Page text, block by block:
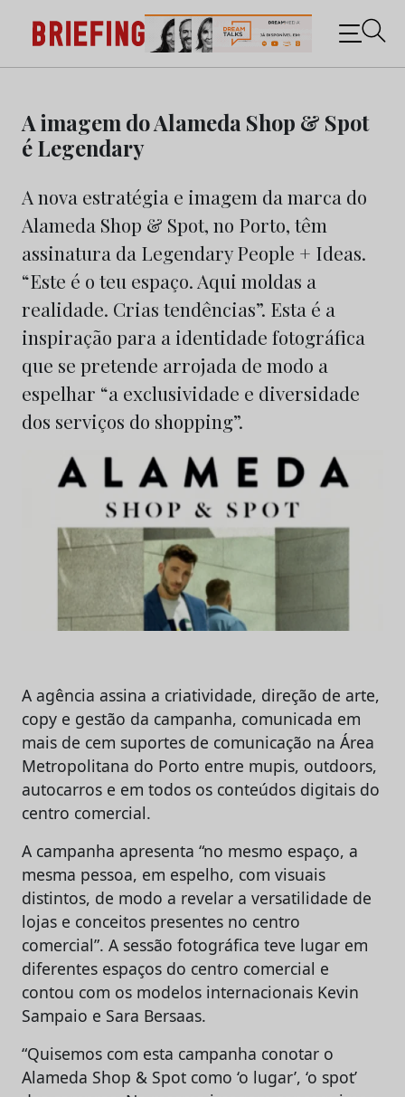
content
Briefing: Todas as notícias sobre os negócios do
Marketing e da Publicidade
A imagem do Alameda Shop & Spot
é Legendary
A nova estratégia e imagem da marca do
Alameda Shop & Spot, no Porto, têm
assinatura da Legendary People + Ideas.
“Este é o teu espaço. Aqui moldas a
realidade. Crias tendências”. Esta é a
inspiração para a identidade fotográfica
que se pretende arrojada de modo a
espelhar “a exclusividade e diversidade
dos serviços do shopping”.
A agência assina a criatividade, direção de arte,
copy e gestão da campanha, comunicada em
mais de cem suportes de comunicação na Área
Metropolitana do Porto entre mupis, outdoors,
autocarros e em todos os conteúdos digitais do
centro comercial.
A campanha apresenta “no mesmo espaço, a
mesma pessoa, em espelho, com visuais
distintos, de modo a revelar a versatilidade de
lojas e conceitos presentes no centro
comercial”. A sessão fotográfica teve lugar em
diferentes espaços do centro comercial e
contou com os modelos internacionais Kevin
Sampaio e Sara Bersaas.
“Quisemos com esta campanha conotar o
Alameda Shop & Spot como ‘o lugar’, ‘o spot’